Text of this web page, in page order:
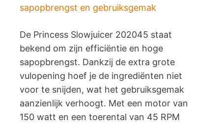
sapopbrengst en gebruiksgemak
De Princess Slowjuicer 202045 staat
bekend om zijn efficiëntie en hoge
sapopbrengst. Dankzij de extra grote
vulopening hoef je de ingrediënten niet
voor te snijden, wat het gebruiksgemak
aanzienlijk verhoogt. Met een motor van
150 watt en een toerental van 45 RPM